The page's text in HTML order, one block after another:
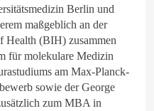
Berlin und
maßgeblich an der
Health (BIH) zusammen
für molekulare Medizin
am Max-Planck-
sowie der George
zum MBA in